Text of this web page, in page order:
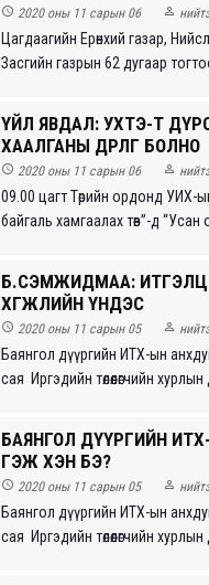
 2020 оны 11 сарын 06 
Цагдаагийн Ерөнхий газар,
Засгийн газрын 62 дугаар
ҮЙЛ ЯВДАЛ: УХТЭ-Т
ХААЛГАНЫ ӨДӨРЛӨГ БОЛНО
 2020 оны 11 сарын 06 
09.00 цагт Төрийн ордонд УИХ-
байгаль хамгаалах төв”-д “Усан
Б.СЭМЖИДМАА:
ХӨГЖЛИЙН ҮНДЭС
 2020 оны 11 сарын 05 
Баянгол дүүргийн ИТХ-ын
сая Иргэдийн төлөөлөгчийн
БАЯНГОЛ ДҮҮРГИЙН
ГЭЖ ХЭН БЭ?
 2020 оны 11 сарын 05 
Баянгол дүүргийн ИТХ-ын
сая Иргэдийн төлөөлөгчийн